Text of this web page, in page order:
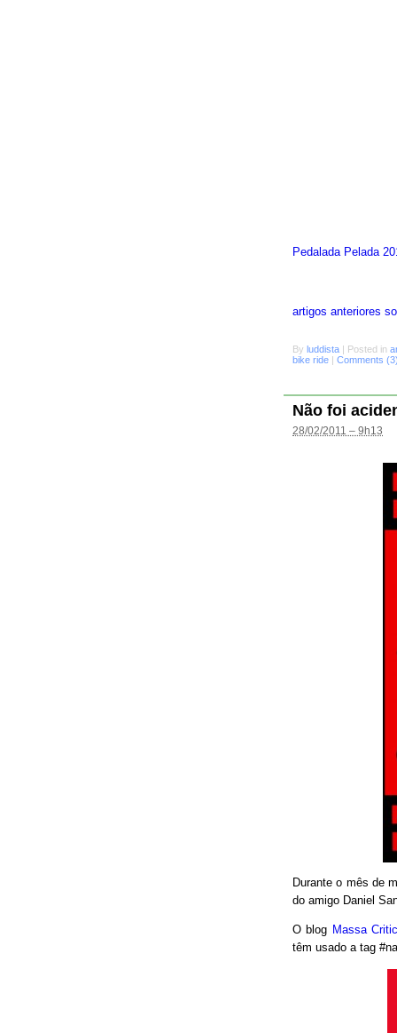
Pedalada Pelada
artigos anteriores
By luddista | Posted in
bike ride | Comments
Não foi
28/02/2011 – 9h13
Durante o mês de
do amigo Daniel
O blog Massa
têm usado a tag